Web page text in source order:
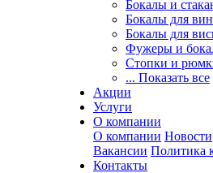
Бокалы и
Бокалы для
Бокалы для
Фужеры и
Стопки и
... Показать все
Акции
Услуги
О компании
О компании Новости
Вакансии Политика
Контакты